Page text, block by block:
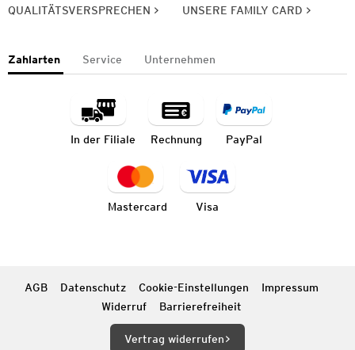
QUALITÄTSVERSPRECHEN UNSERE FAMILY CARD
Zahlarten Service Unternehmen
In der Filiale Rechnung PayPal
Mastercard Visa
AGB Datenschutz Cookie-Einstellungen
Impressum
Widerruf
Barrierefreiheit
Vertrag widerrufen